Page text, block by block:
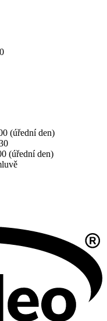
(úřední den)
(úřední den)